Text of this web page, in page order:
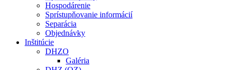
Hospodárenie
Sprístupňovanie informácií
Separácia
Objednávky
Inštitúcie
DHZO
Galéria